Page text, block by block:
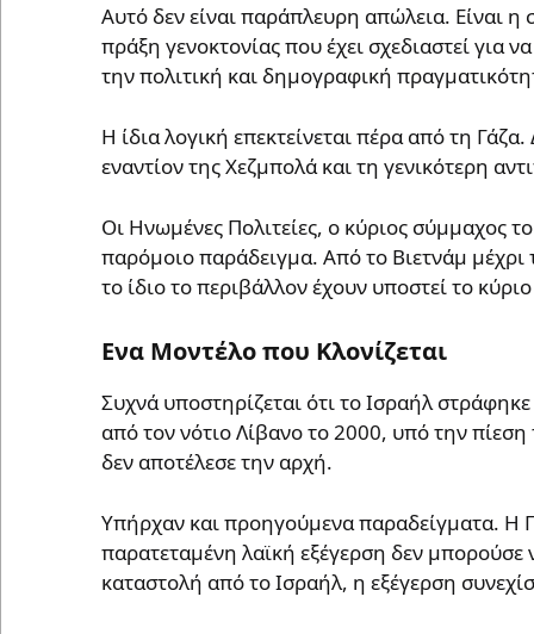
Αυτό δεν είναι παράπλευρη απώλεια. Είναι
πράξη γενοκτονίας που έχει σχεδιαστεί για
την πολιτική και δημογραφική
Η ίδια λογική επεκτείνεται πέρα από τη
εναντίον της Χεζμπολά και τη γενικότερη
Οι Ηνωμένες Πολιτείες, ο κύριος σύμμαχος
παρόμοιο παράδειγμα. Από το Βιετνάμ
το ίδιο το περιβάλλον έχουν υποστεί το
Ενα Μοντέλο που Κλονίζεται
Συχνά υποστηρίζεται ότι το Ισραήλ
από τον νότιο Λίβανο το 2000, υπό την
δεν αποτέλεσε την αρχή.
Υπήρχαν και προηγούμενα παραδείγματα. Η
παρατεταμένη λαϊκή εξέγερση δεν
καταστολή από το Ισραήλ, η εξέγερση